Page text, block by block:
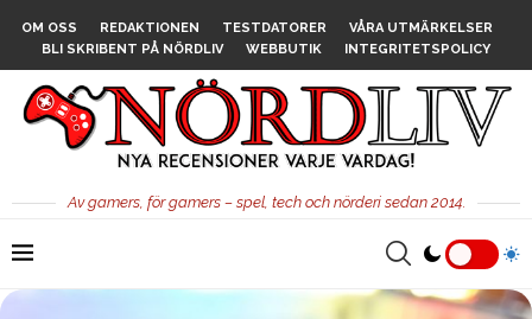
OM OSS REDAKTIONEN TESTDATORER
VÅRA UTMÄRKELSER
BLI SKRIBENT PÅ NÖRDLIV
WEBBUTIK INTEGRITETSPOLICY
Av gamers, för gamers – spel, tech och nörderi sedan 2014.